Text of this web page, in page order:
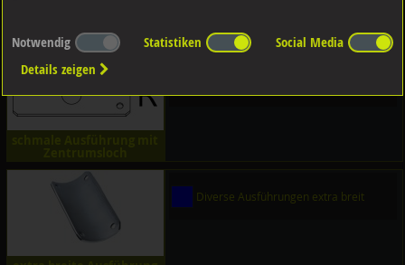
schmale Ausführung
Diverse Ausführungen extra breit
Notwendig Statistiken
Social Media
Details zeigen